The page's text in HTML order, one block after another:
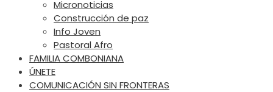
Micronoticias
Construcción de paz
Info Joven
Pastoral Afro
FAMILIA COMBONIANA
ÚNETE
COMUNICACIÓN SIN FRONTERAS